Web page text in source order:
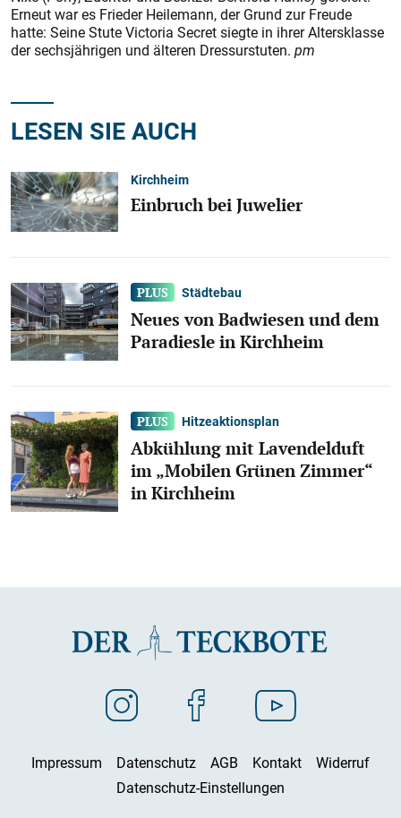
Erneut war es Frieder Heilemann, der Grund zur Freude
hatte: Seine Stute Victoria Secret siegte in ihrer Altersklasse
der sechsjährigen und älteren Dressurstuten. pm
LESEN SIE AUCH
Kirchheim
Einbruch bei Juwelier
Städtebau
Neues von Badwiesen und dem
Paradiesle in Kirchheim
Hitzeaktionsplan
Abkühlung mit Lavendelduft
im „Mobilen Grünen Zimmer“
in Kirchheim
Impressum Datenschutz AGB Kontakt
Widerruf
Datenschutz-Einstellungen